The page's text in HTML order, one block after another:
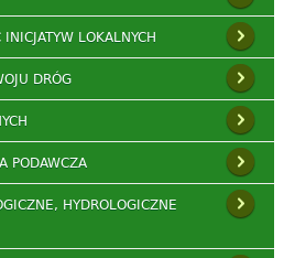
LOKALNYCH
DRÓG
PODAWCZA
HYDROLOGICZNE